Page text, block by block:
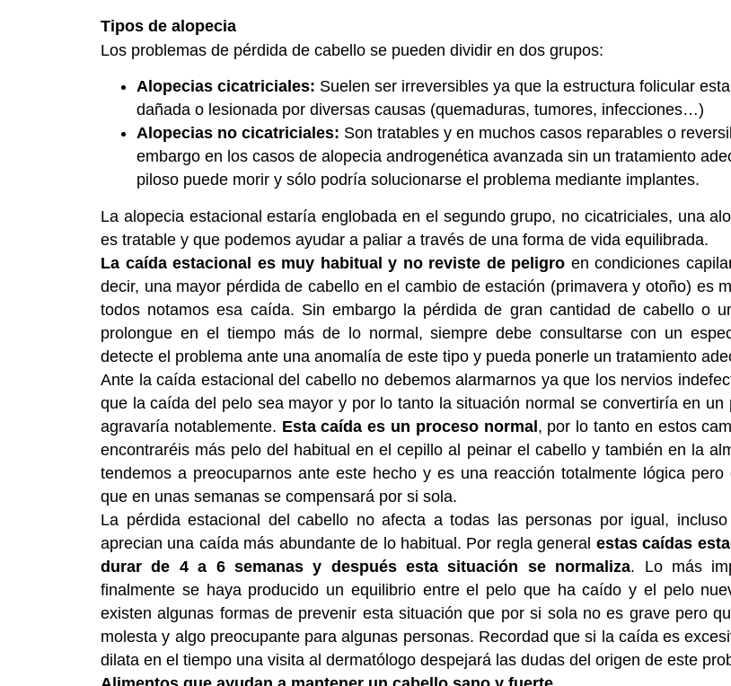
Tipos de alopecia
Los problemas de pérdida de cabello se pueden dividir en dos grupos:
Alopecias cicatriciales: Suelen ser irreversibles ya que la estructura folicular
dañada o lesionada por diversas causas (quemaduras, tumores, infecciones…)
Alopecias no cicatriciales: Son tratables y en muchos casos reparables o
embargo en los casos de alopecia androgenética avanzada sin un tratamiento
piloso puede morir y sólo podría solucionarse el problema mediante implantes.
La alopecia estacional estaría englobada en el segundo grupo, no cicatriciales, una
es tratable y que podemos ayudar a paliar a través de una forma de vida equilibrada.
La caída estacional es muy habitual y no reviste de peligro en condiciones
decir, una mayor pérdida de cabello en el cambio de estación (primavera y otoño) es
todos notamos esa caída. Sin embargo la pérdida de gran cantidad de cabello o
prolongue en el tiempo más de lo normal, siempre debe consultarse con un
detecte el problema ante una anomalía de este tipo y pueda ponerle un tratamiento
Ante la caída estacional del cabello no debemos alarmarnos ya que los nervios
que la caída del pelo sea mayor y por lo tanto la situación normal se convertiría en un
agravaría notablemente. Esta caída es un proceso normal, por lo tanto en estos
encontraréis más pelo del habitual en el cepillo al peinar el cabello y también en la
tendemos a preocuparnos ante este hecho y es una reacción totalmente lógica pero
que en unas semanas se compensará por si sola.
La pérdida estacional del cabello no afecta a todas las personas por igual,
aprecian una caída más abundante de lo habitual. Por regla general estas caídas
durar de 4 a 6 semanas y después esta situación se normaliza. Lo más
finalmente se haya producido un equilibrio entre el pelo que ha caído y el pelo
existen algunas formas de prevenir esta situación que por si sola no es grave pero
molesta y algo preocupante para algunas personas. Recordad que si la caída es
dilata en el tiempo una visita al dermatólogo despejará las dudas del origen de este